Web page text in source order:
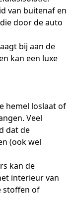
van buitenaf en
door de auto
bij aan de
kan een luxe
hemel loslaat of
Veel
dat de
(ook wel
kan de
interieur van
stoffen of